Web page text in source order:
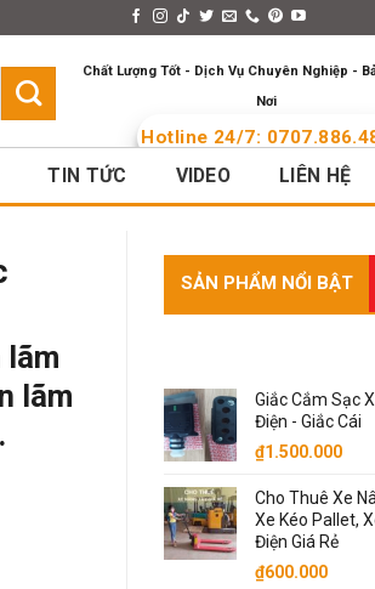
Chất Lượng Tốt - Dịch Vụ Chuyên Nghiệp -
Nơi
Hotline 24/7:
TIN TỨC VIDEO LIÊN HỆ
lãm
lãm
SẢN PHẨM NỔI BẬT
Giắc Cắm Sạc
Điện - Giắc Cái
₫1.500.000
Cho Thuê Xe
Xe Kéo Pallet,
Điện Giá Rẻ
₫600.000